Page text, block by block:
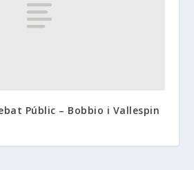
Públic – Bobbio i Vallespin